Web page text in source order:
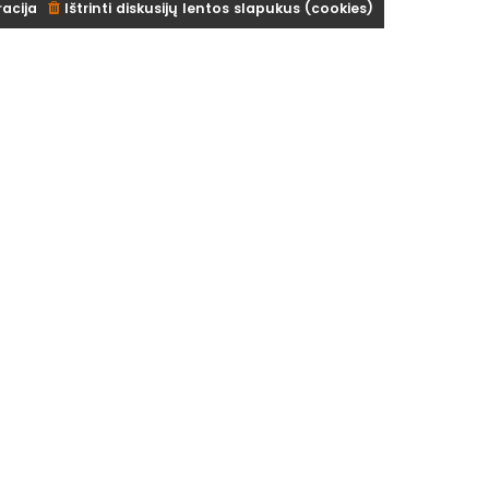
Ištrinti diskusijų lentos slapukus (cookies)